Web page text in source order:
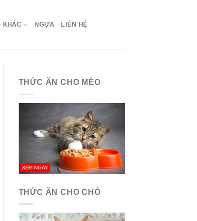
KHÁC NGỰA LIÊN HỆ
THỨC ĂN CHO MÈO
THỨC ĂN CHO CHÓ